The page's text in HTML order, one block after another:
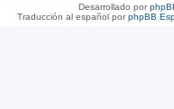
Desarrollado por
Traducción al español porphpBB